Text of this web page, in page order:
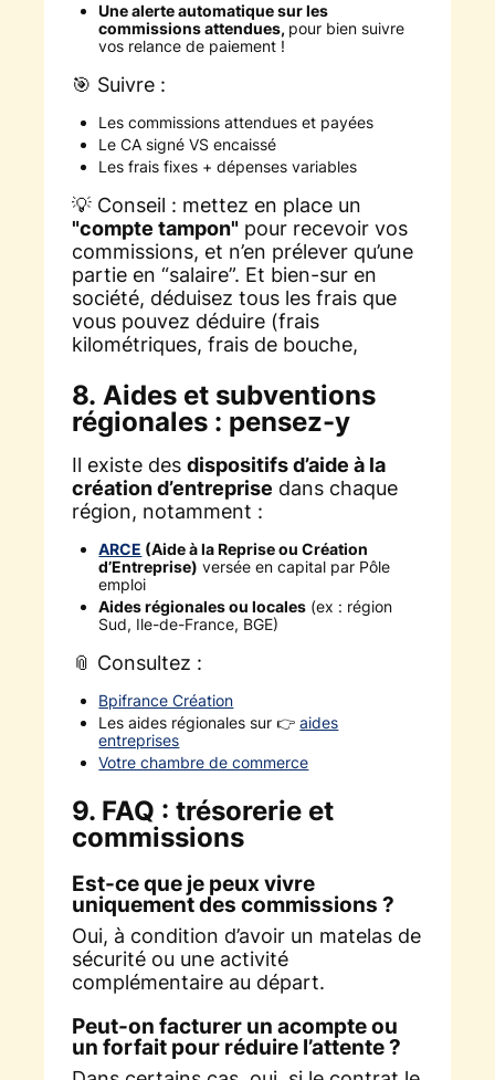
Une alerte automatique sur les
commissions attendues, pour bien suivre
vos relance de paiement !
🎯 Suivre :
Les commissions attendues et payées
Le CA signé VS encaissé
Les frais fixes + dépenses variables
💡 Conseil : mettez en place un
"compte tampon" pour recevoir vos
commissions, et n’en prélever qu’une
partie en “salaire”. Et bien-sur en
société, déduisez tous les frais que
vous pouvez déduire (frais
kilométriques, frais de bouche,
8. Aides et subventions
régionales : pensez-y
Il existe desdispositifs d’aide à la
création d’entreprise dans chaque
région, notamment :
ARCE (Aide à la Reprise ou Création
d’Entreprise) versée en capital par Pôle
emploi
Aides régionales ou locales (ex : région
Sud, Ile-de-France, BGE)
📎 Consultez :
Bpifrance Création
Les aides régionales sur 👉aides
entreprises
Votre chambre de commerce
9. FAQ : trésorerie et
commissions
Est-ce que je peux vivre
uniquement des commissions ?
Oui, à condition d’avoir un matelas de
sécurité ou une activité
complémentaire au départ.
Peut-on facturer un acompte ou
un forfait pour réduire l’attente ?